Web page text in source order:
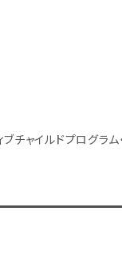
ャイルドプログラム